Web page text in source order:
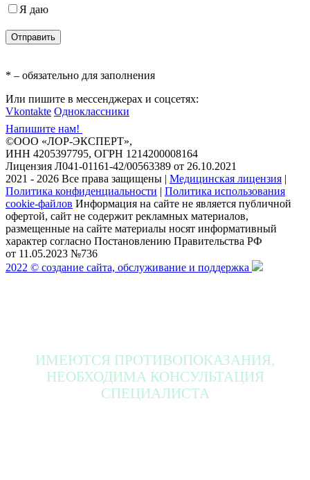
Я даю
* – обязательно для заполнения
Или пишите в мессенджерах и соцсетях:
Vkontakte Одноклассники
Напишите нам!
©ООО «ЛОР-ЭКСПЕРТ»,
ИНН 4205397795, ОГРН 1214200008164
Лицензия Л041-01161-42/00563389 от 26.10.2021
2021 - 2026 Все права защищены | Медицинская лицензия |
Политика конфиденциальности | Политика использования
cookie-файлов Информация на сайте не является публичной
офертой, сайт не содержит рекламных материалов,
размещенные на сайте материалы носят информативный
характер согласно Постановлению Правительства РФ
от 11.05.2023 №736
2022 © создание сайта, обслуживание и поддержка
ИМЕЮТСЯ ПРОТИВОПОКАЗАНИЯ,
НЕОБХОДИМА КОНСУЛЬТАЦИЯ
СПЕЦИАЛИСТА